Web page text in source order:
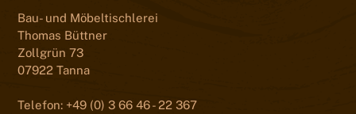
Bau- und Möbeltischlerei
Thomas Büttner
Zollgrün 73
07922 Tanna
Telefon: +49 (0) 3 66 46 - 22 367